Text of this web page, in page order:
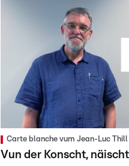
Carte blanche vum Jean-Luc Thill
Vun der Konscht,